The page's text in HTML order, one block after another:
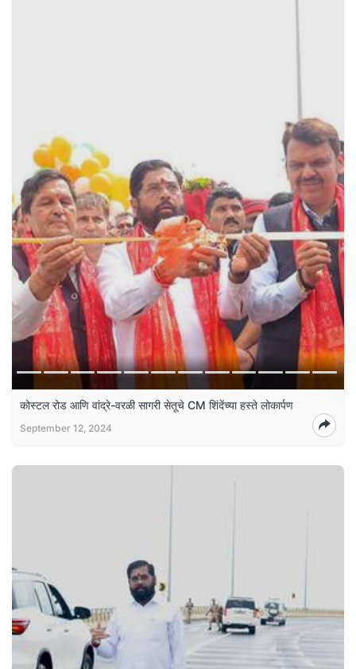
कोस्टल रोड आणि वांद्रे-वरळी सागरी सेतूचे CM शिंदेंच्या हस्ते लोकार्पण
September 12, 2024